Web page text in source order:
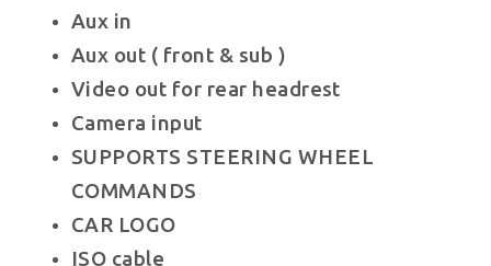
Aux in
Aux out ( front & sub )
Video out for rear headrest
Camera input
SUPPORTS STEERING WHEEL
COMMANDS
CAR LOGO
ISO cable